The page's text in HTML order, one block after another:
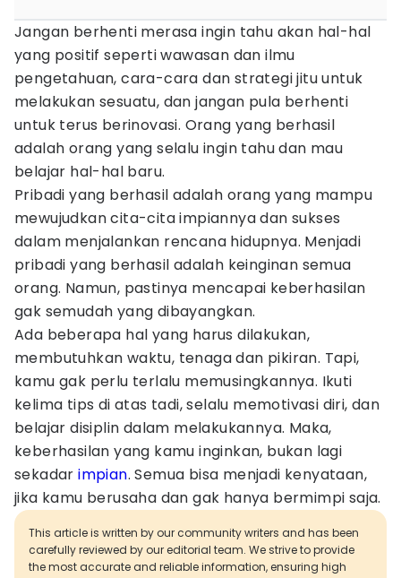
Jangan berhenti merasa ingin tahu akan hal-hal
yang positif seperti wawasan dan ilmu
pengetahuan, cara-cara dan strategi jitu untuk
melakukan sesuatu, dan jangan pula berhenti
untuk terus berinovasi. Orang yang berhasil
adalah orang yang selalu ingin tahu dan mau
belajar hal-hal baru.
Pribadi yang berhasil adalah orang yang mampu
mewujudkan cita-cita impiannya dan sukses
dalam menjalankan rencana hidupnya. Menjadi
pribadi yang berhasil adalah keinginan semua
orang. Namun, pastinya mencapai keberhasilan
gak semudah yang dibayangkan.
Ada beberapa hal yang harus dilakukan,
membutuhkan waktu, tenaga dan pikiran. Tapi,
kamu gak perlu terlalu memusingkannya. Ikuti
kelima tips di atas tadi, selalu memotivasi diri, dan
belajar disiplin dalam melakukannya. Maka,
keberhasilan yang kamu inginkan, bukan lagi
sekadarimpian. Semua bisa menjadi kenyataan,
jika kamu berusaha dan gak hanya bermimpi saja.
This article is written by our community writers and has been
carefully reviewed by our editorial team. We strive to provide
the most accurate and reliable information, ensuring high